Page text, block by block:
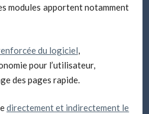
modules apportent notamment
du logiciel,
pour l’utilisateur,
des pages rapide.
directement et indirectement le